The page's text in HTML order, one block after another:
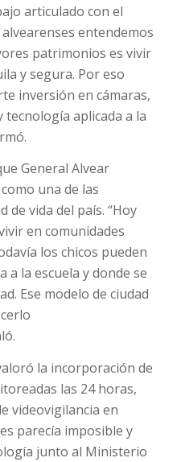
articulado con el
entendemos
patrimonios es vivir
y segura. Por eso
inversión en cámaras,
aplicada a la
General Alvear
una de las
de vida del país. “Hoy
en comunidades
los chicos pueden
a la escuela y donde se
Ese modelo de ciudad
la incorporación de
las 24 horas,
videovigilancia en
parecía imposible y
junto al Ministerio